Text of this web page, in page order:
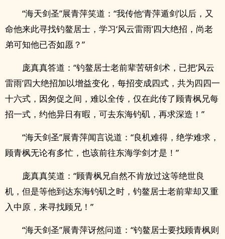
“海天剑圣”展青萍笑道：“我传他‘青萍遁剑’以后，又
命他来此寻找钓鳌居士，学习‘风云雷雨’四大绝招，尚老
弟可知他已否如愿？”
庞真真答道：“钓鳌居士老前辈苦研剑术，已把‘风云
雷雨’四大绝招加以增益变化，每招变成四式，共为四四一
十六式，因匆促之间，难以全传，仅在此传了顾青枫兄每
招一式，约他异日有暇，可去东海钓矶，再求深造！”
“海天剑圣”展青萍闻言说道：“良机难得，绝学难求，
顾青枫无论有多忙，也该前往东海学剑才是！”
庞真真笑道：“顾青枫兄自然不肯放过这等绝世良
机，但是等他到达东海钓矶之时，钓鳌居士老前辈却又重
入中原，来寻找顾兄！”
“海天剑圣”展青萍讶然问道：“钓鳌居士要找顾青枫则